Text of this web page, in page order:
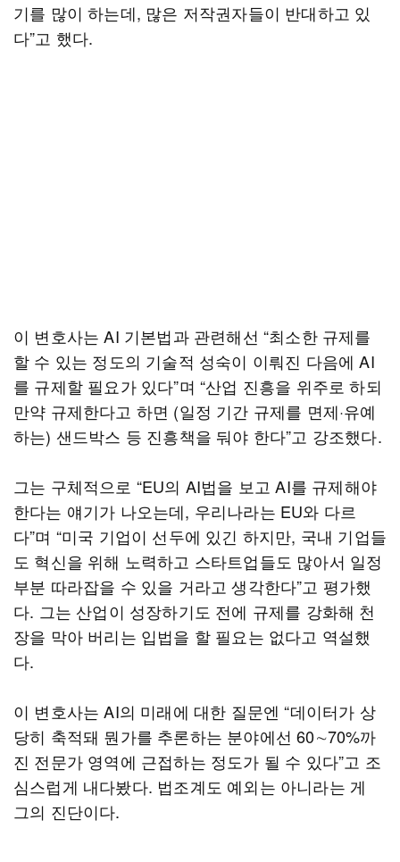
기를 많이 하는데, 많은 저작권자들이 반대하고 있
다”고 했다.
이 변호사는 AI 기본법과 관련해선 “최소한 규제를
할 수 있는 정도의 기술적 성숙이 이뤄진 다음에 AI
를 규제할 필요가 있다”며 “산업 진흥을 위주로 하되
만약 규제한다고 하면 (일정 기간 규제를 면제·유예
하는) 샌드박스 등 진흥책을 둬야 한다”고 강조했다.
그는 구체적으로 “EU의 AI법을 보고 AI를 규제해야
한다는 얘기가 나오는데, 우리나라는 EU와 다르
다”며 “미국 기업이 선두에 있긴 하지만, 국내 기업들
도 혁신을 위해 노력하고 스타트업들도 많아서 일정
부분 따라잡을 수 있을 거라고 생각한다”고 평가했
다. 그는 산업이 성장하기도 전에 규제를 강화해 천
장을 막아 버리는 입법을 할 필요는 없다고 역설했
다.
이 변호사는 AI의 미래에 대한 질문엔 “데이터가 상
당히 축적돼 뭔가를 추론하는 분야에선 60∼70%까
진 전문가 영역에 근접하는 정도가 될 수 있다”고 조
심스럽게 내다봤다. 법조계도 예외는 아니라는 게
그의 진단이다.